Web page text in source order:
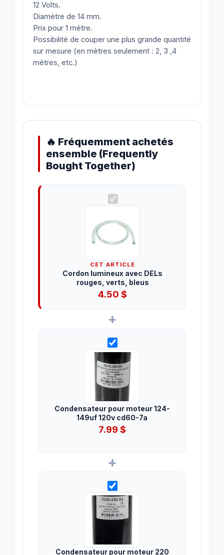
12 Volts.
Diamètre de 14 mm.
Prix pour 1 mètre.
Possibilité de couper une plus grande quantité
sur mesure (en mètres seulement : 2, 3 ,4
mètres, etc.)
🔥 Fréquemment achetés
ensemble (Frequently
Bought Together)
CET ARTICLE
Cordon lumineux avec DELs
rouges, verts, bleus
4.50$
+
Condensateur pour moteur 124-
149uf 120v cd60-7a
7.99 $
+
Condensateur pour moteur 220